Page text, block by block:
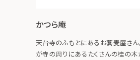
かつら庵
天台寺のふもとにあるお蕎麦屋さ
が寺の周りにあるたくさんの桂の木